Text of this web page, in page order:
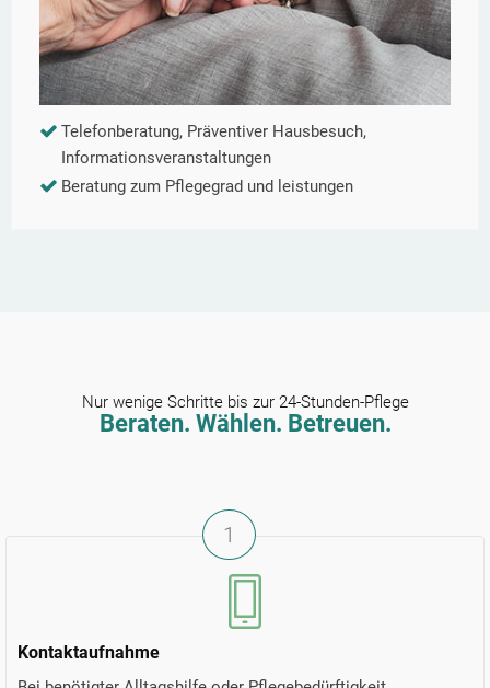
Telefonberatung, Präventiver Hausbesuch,
Informationsveranstaltungen
Beratung zum Pflegegrad und leistungen
Nur wenige Schritte bis zur 24-Stunden-Pflege
Beraten. Wählen. Betreuen.
Kontaktaufnahme
1